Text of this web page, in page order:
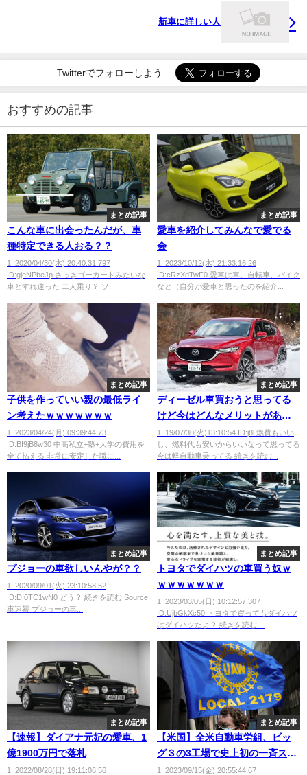
新車に詳しい人
Twitterでフォローしよう
おすすめの記事
まとめ記事
こんな車に出会ったんだが、車
種特定できる人おる？？
1: 2020/04/30(木) 20:40:31.797
ID:gjeNPbeJp さっきゴーカートみたいな
車とすれ違った 二人乗り？ ソ...
まとめ記事
愛車を紹介してみんなで愛でる
会
1: 2023/10/12(木) 21:33:16.26
ID:cRzXdTwF0 愛車は車、自転車、バイク
など（自分が愛車と思ったのを紹介...
まとめ記事
子供を作っていい親の最低ライ
ン考えたｗｗｗｗｗｗｗ
1: 2023/04/24(月) 09:39:44.73
ID:BI9jB8w30 中高私立+塾+大学の費用を
全て払える 非常に安定した職に...
まとめ記事
ディーゼル車買おうと思ってる
けど今はどんなメリットがある
の？
1: 19/07/30(火)13:10:54 ID:j8l 燃費もいい
し、燃料代も安いからいいなって思ってる
今は軽自動車乗ってる 続きを読む...
まとめ記事
プジョーの車欲しいんやが？？
1: 2020/09/01(火) 23:10:58.52
ID:DI0TC1wN0 どう？ 続きを読む Source:
車速報 プジョーの車...
まとめ記事
トヨタでダイハツの車買う奴ｗ
ｗｗｗｗｗｗｗ
1: 2023/03/05(日) 10:12:57.307
ID:UjbGkXc50 トヨタで買ってもダイハツ
はダイハツだよ？ 続きを読む ...
まとめ記事
【速報】ダイアナ元妃の愛車、1
億1900万円で落札
1: 2022/08/28(日) 19:11:06.56
まとめ記事
【米国】全米自動車労組、ビッ
グ３の3工場で史上初の一斉スト
入り
1: 2023/09/15(金) 20:55:44.67